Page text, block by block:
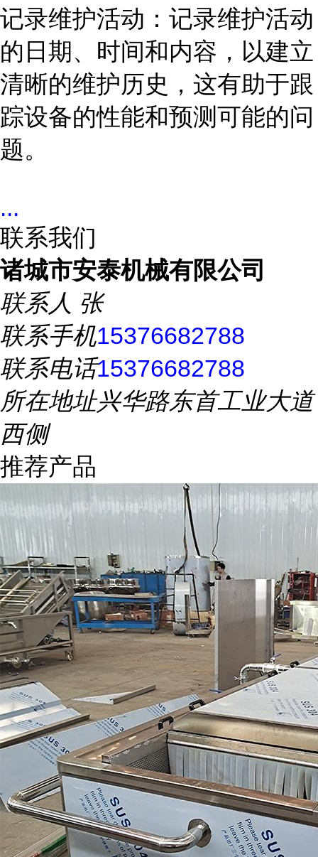
记录维护活动：记录维护活动
的日期、时间和内容，以建立
清晰的维护历史，这有助于跟
踪设备的性能和预测可能的问
题。
...
联系我们
诸城市安泰机械有限公司
联系人 张
联系手机15376682788
联系电话15376682788
所在地址兴华路东首工业大道
西侧
推荐产品